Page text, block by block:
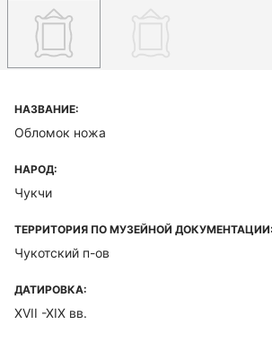
НАЗВАНИЕ:
Обломок ножа
НАРОД:
Чукчи
ТЕРРИТОРИЯ ПО МУЗЕЙНОЙ ДОКУМЕНТАЦИИ:
Чукотский п-ов
ДАТИРОВКА:
XVII -XIX вв.